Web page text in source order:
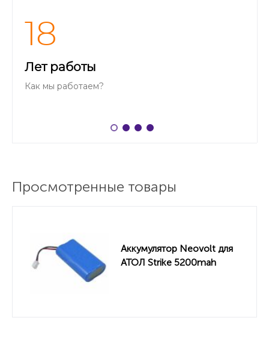
18
Лет работы
Как мы работаем?
Просмотренные товары
Аккумулятор Neovolt для
АТОЛ Strike 5200mah